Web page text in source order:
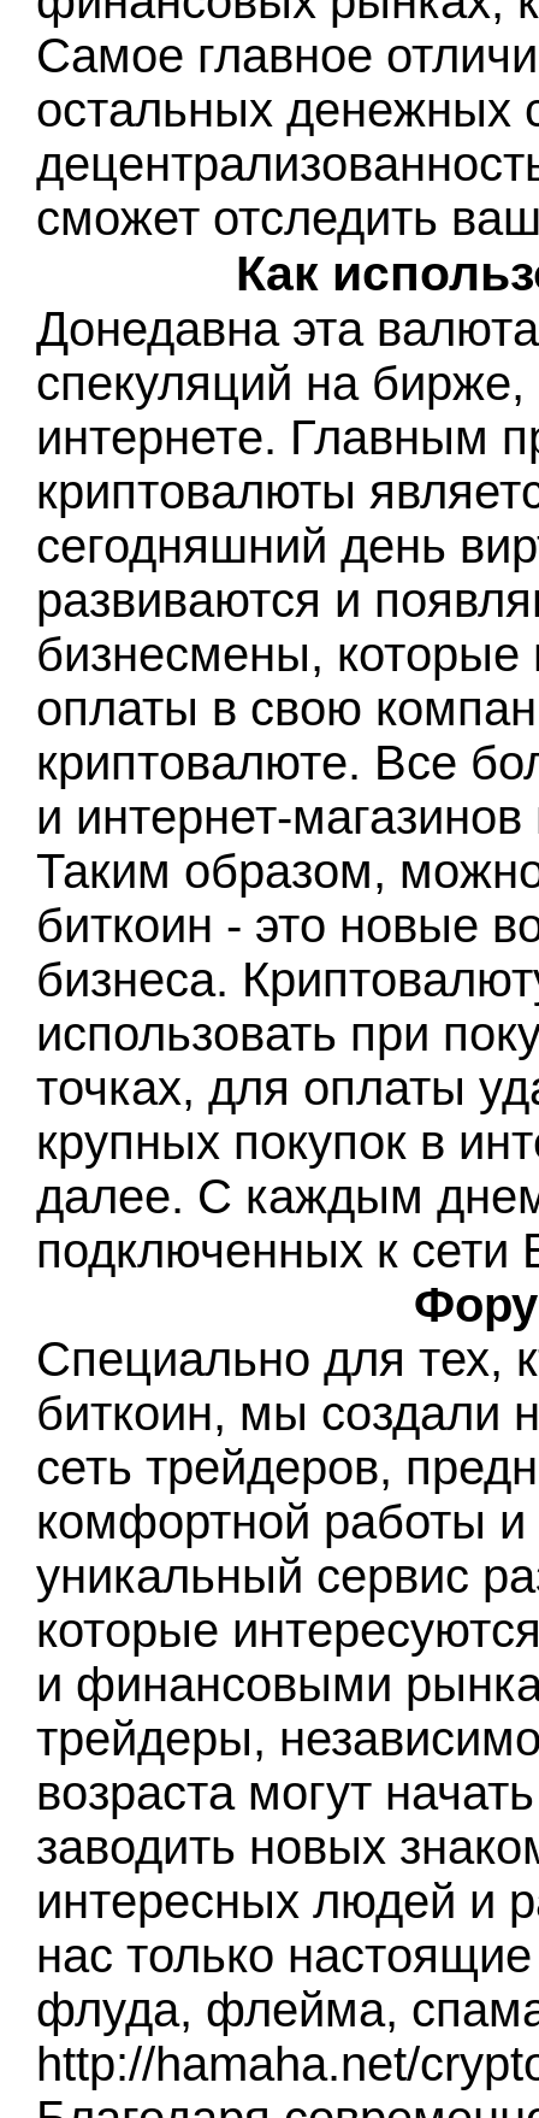
Самое главное
остальных денежных
сможет отследить
Как
Донедавна эта
спекуляций на
интернете. Главным
криптовалюты
сегодняшний день
развиваются и
бизнесмены, которые
оплаты в свою
криптовалюте. Все
и интернет-
Таким образом,
биткоин - это новые
бизнеса.
использовать при
точках, для оплаты
крупных покупок в
далее. С каждым
подключенных к сети
Специально для тех,
биткоин, мы создали
сеть трейдеров,
комфортной работы
уникальный сервис
которые
и финансовыми
трейдеры,
возраста могут
заводить новых
интересных людей и
нас только
флуда, флейма,
http://hamaha.net/